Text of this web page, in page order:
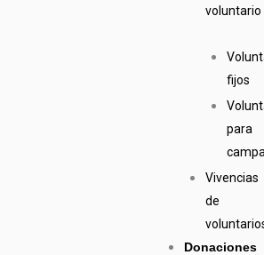
voluntario
fijos
para
Vivencias
de
Donaciones